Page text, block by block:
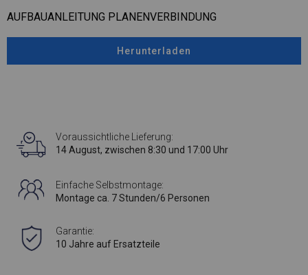
AUFBAUANLEITUNG PLANENVERBINDUNG
Herunterladen
Voraussichtliche Lieferung:
14 August, zwischen 8:30 und 17:00 Uhr
Einfache Selbstmontage:
Montage ca. 7 Stunden/6 Personen
Garantie:
10 Jahre auf Ersatzteile